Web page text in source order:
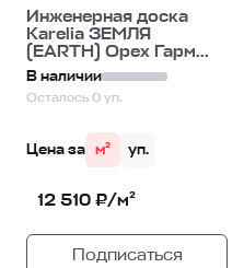
Инженерная доска
Karelia ЗЕМЛЯ
(EARTH) Орех Гарм...
В наличии
Осталось 0 уп.
Цена за м² уп.
12 510 ₽/м²
Подписаться